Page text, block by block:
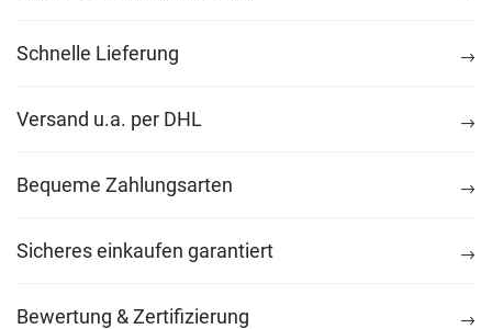
Schnelle Lieferung
Versand u.a. per DHL
Bequeme Zahlungsarten
Sicheres einkaufen garantiert
Bewertung & Zertifizierung